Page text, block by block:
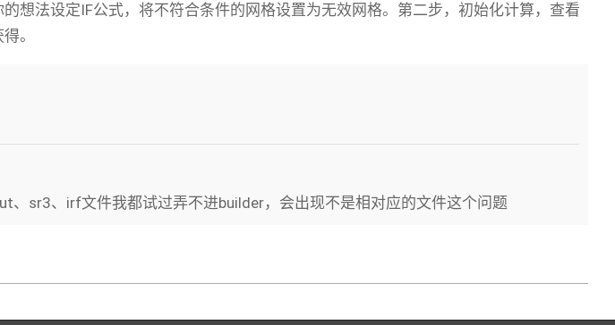
想法设定IF公式，将不符合条件的网格设置为无效网格。第二步，初始化计算，查看
。
sr3、irf文件我都试过弄不进builder，会出现不是相对应的文件这个问题